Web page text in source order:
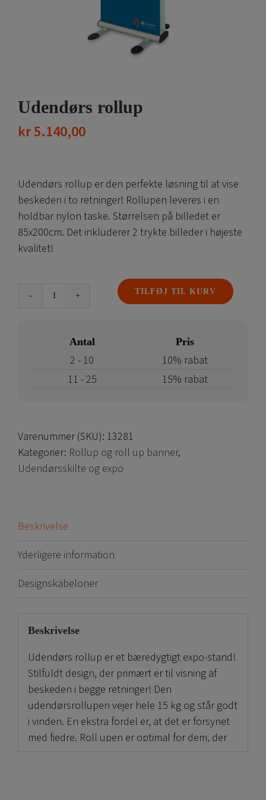
Udendørs rollup
kr5.140,00
Udendørs rollup er den perfekte løsning til at vise
beskeden i to retninger! Rollupen leveres i en
holdbar nylon taske. Størrelsen på billedet er
85x200cm. Det inkluderer 2 trykte billeder i højeste
kvalitet!
Udendørs
antal
TILFØJ TIL KURV
Antal Pris
2 - 10
10% rabat
11 - 25
15% rabat
Varenummer (SKU): 13281
Kategorier: Rollup og roll up banner,
Udendørsskilte og expo
Beskrivelse
Yderligere information
Designskabeloner
Beskrivelse
Udendørs rollup er et bæredygtigt expo-stand!
Stilfuldt design, der primært er til visning af
beskeden i begge retninger! Den
udendørsrollupen vejer hele 15 kg og står godt
i vinden. En ekstra fordel er, at det er forsynet
med fjedre. Roll upen er optimal for dem, der